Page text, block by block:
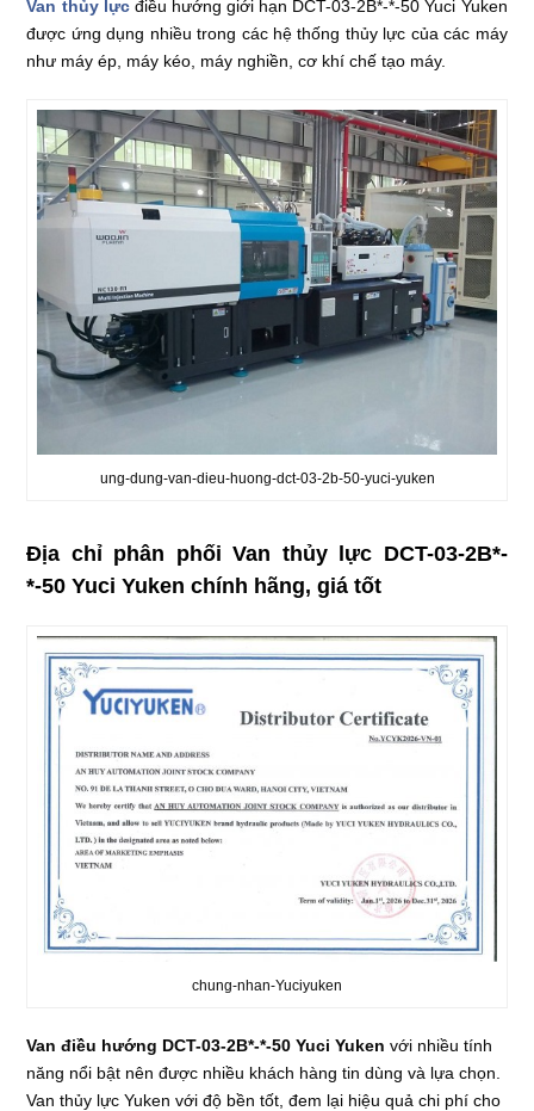
Van thủy lựcđiều hướng giới hạn DCT-03-2B*-*-50 Yuci Yuken
được ứng dụng nhiều trong các hệ thống thủy lực của các máy
như máy ép, máy kéo, máy nghiền, cơ khí chế tạo máy.
ung-dung-van-dieu-huong-dct-03-2b-50-yuci-yuken
Địa chỉ phân phối Van thủy lực DCT-03-2B*-
*-50 Yuci Yuken chính hãng, giá tốt
chung-nhan-Yuciyuken
Van điều hướng DCT-03-2B*-*-50 Yuci Yuken với nhiều tính
năng nổi bật nên được nhiều khách hàng tin dùng và lựa chọn.
Van thủy lực Yuken với độ bền tốt, đem lại hiệu quả chi phí cho